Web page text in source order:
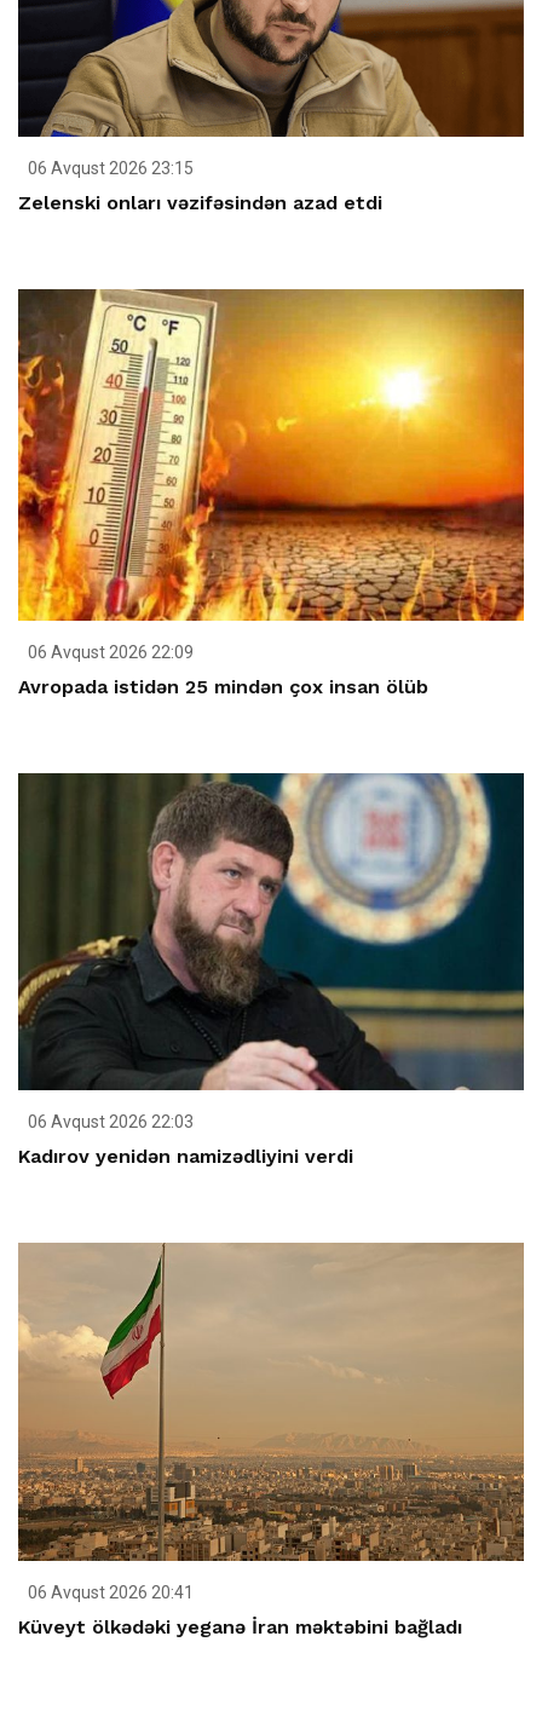
06 Avqust 2026 23:15
Zelenski onları vəzifəsindən azad etdi
06 Avqust 2026 22:09
Avropada istidən 25 mindən çox insan ölüb
06 Avqust 2026 22:03
Kadırov yenidən namizədliyini verdi
06 Avqust 2026 20:41
Küveyt ölkədəki yeganə İran məktəbini bağladı